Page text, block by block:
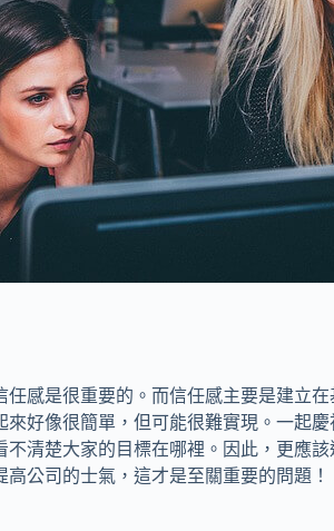
任感是很重要的。而信任感主要是建立
好像很簡單，但可能很難實現。一起
清楚大家的目標在哪裡。因此，更應
公司的士氣，這才是至關重要的問題！